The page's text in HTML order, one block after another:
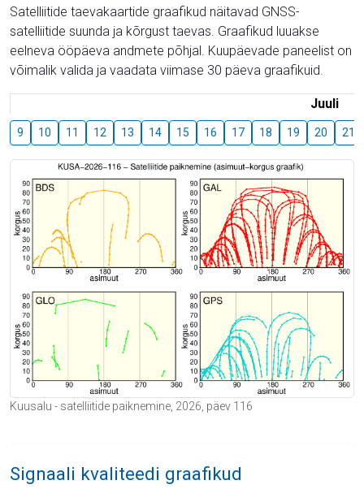
Satelliitide taevakaartide graafikud näitavad GNSS-
satelliitide suunda ja kõrgust taevas. Graafikud luuakse
eelneva ööpäeva andmete põhjal. Kuupäevade paneelist on
võimalik valida ja vaadata viimase 30 päeva graafikuid.
Juuli
9 10 11 12 13 14 15 16 17 18 19 20 21
Kuusalu - satelliitide paiknemine, 2026, päev 116
Signaali kvaliteedi graafikud